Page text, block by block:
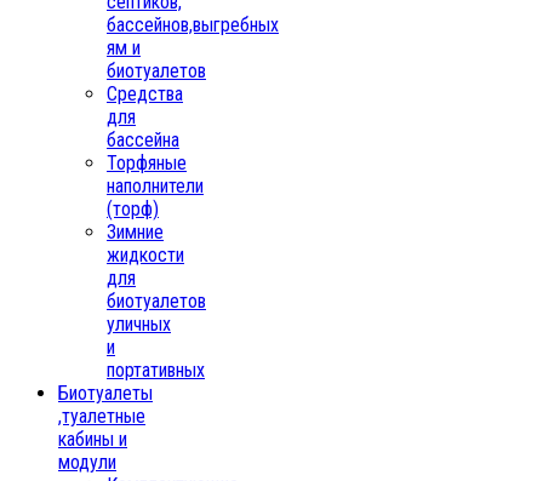
бассейнов,выгребных
ям и
биотуалетов
Средства
для
бассейна
Торфяные
наполнители
(торф)
Зимние
жидкости
для
биотуалетов
уличных
и
портативных
Биотуалеты
,туалетные
кабины и
модули